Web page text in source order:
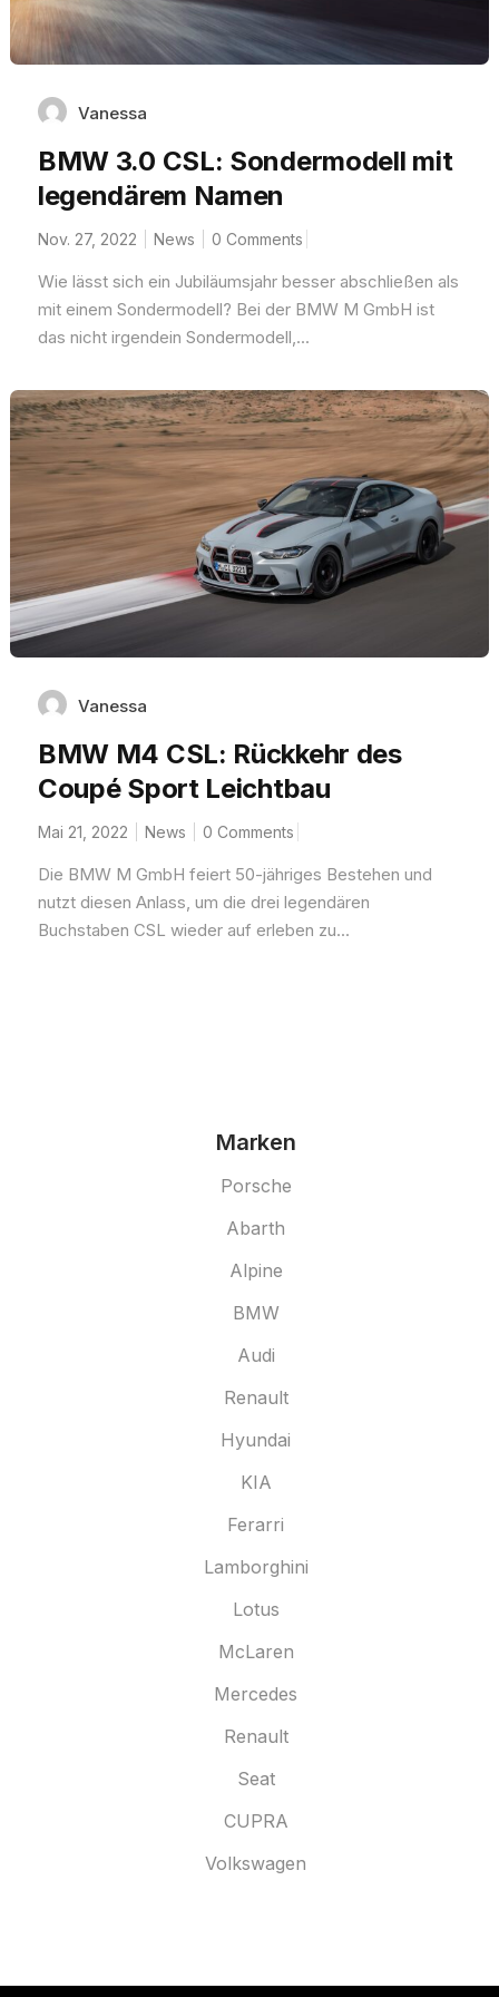
Vanessa
BMW 3.0 CSL: Sondermodell mit
legendärem Namen
Nov. 27, 2022 News 0 Comments
Wie lässt sich ein Jubiläumsjahr besser abschließen als
mit einem Sondermodell? Bei der BMW M GmbH ist
das nicht irgendein Sondermodell,...
Vanessa
BMW M4 CSL: Rückkehr des
Coupé Sport Leichtbau
Mai 21, 2022 News 0 Comments
Die BMW M GmbH feiert 50-jähriges Bestehen und
nutzt diesen Anlass, um die drei legendären
Buchstaben CSL wieder auf erleben zu...
Marken
Porsche
Abarth
Alpine
BMW
Audi
Renault
Hyundai
KIA
Ferarri
Lamborghini
Lotus
McLaren
Mercedes
Renault
Seat
CUPRA
Volkswagen